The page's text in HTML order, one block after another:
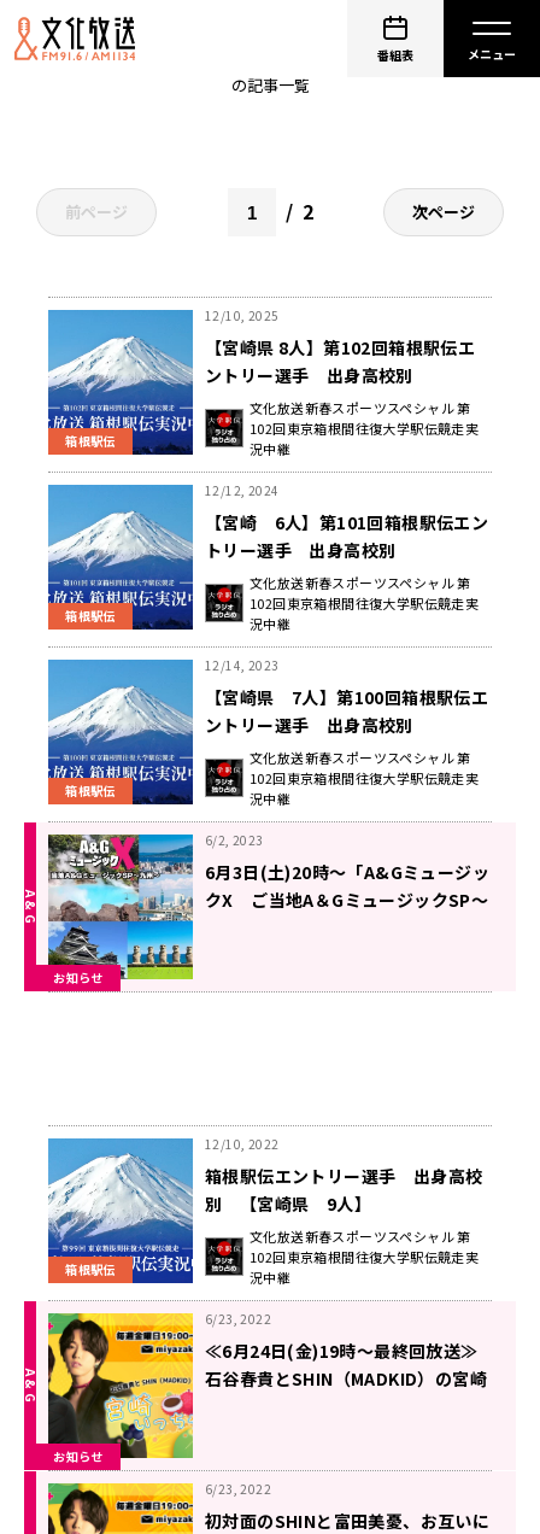
番組表
の記事一覧
前ページ 2 次ページ
箱根駅伝
12/10, 2025
【宮崎県 8人】第102回箱根駅伝エ
ントリー選手 出身高校別
文化放送新春スポーツスペシャル 第
102回東京箱根間往復大学駅伝競走実
況中継
箱根駅伝
12/12, 2024
【宮崎 6人】第101回箱根駅伝エン
トリー選手 出身高校別
文化放送新春スポーツスペシャル 第
102回東京箱根間往復大学駅伝競走実
況中継
箱根駅伝
12/14, 2023
【宮崎県 7人】第100回箱根駅伝エ
ントリー選手 出身高校別
文化放送新春スポーツスペシャル 第
102回東京箱根間往復大学駅伝競走実
況中継
お知らせ
6/2, 2023
6月3日(土)20時～「A&Gミュージッ
クX ご当地A＆GミュージックSP～
箱根駅伝
12/10, 2022
箱根駅伝エントリー選手 出身高校
別 【宮崎県 9人】
文化放送新春スポーツスペシャル 第
102回東京箱根間往復大学駅伝競走実
況中継
お知らせ
6/23, 2022
≪6月24日(金)19時～最終回放送≫
石谷春貴とSHIN（MADKID）の宮崎
6/23, 2022
初対面のSHINと富田美憂、お互いに